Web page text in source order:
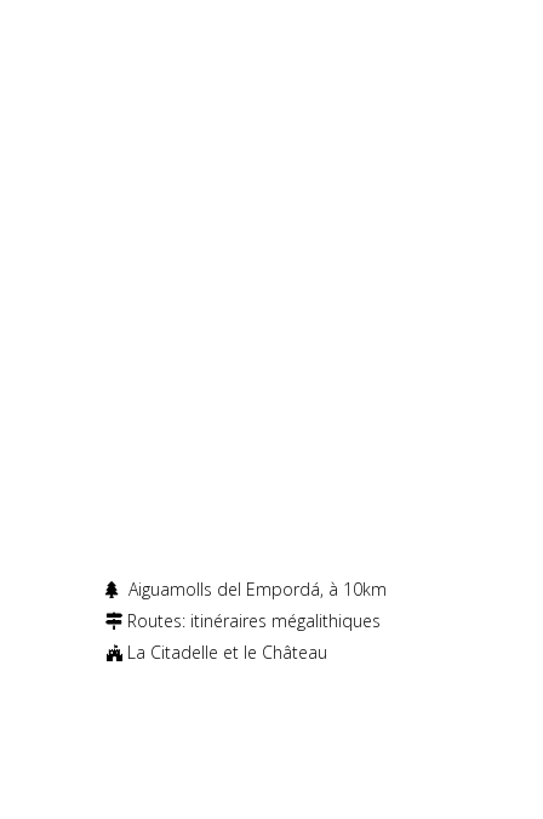
Aiguamolls del Empordá, à 10km
Routes: itinéraires mégalithiques
La Citadelle et le Château